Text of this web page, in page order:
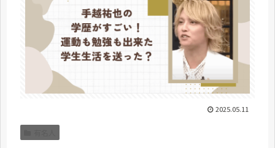
2025.05.11